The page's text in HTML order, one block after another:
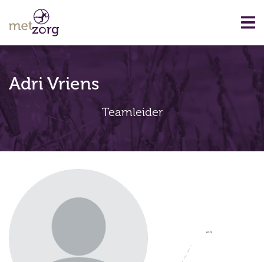
Adri Vriens
Teamleider
“”